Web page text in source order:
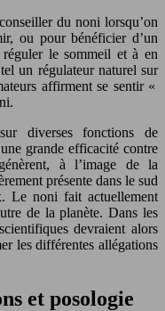
du noni lorsqu’on
ou pour bénéficier d’un
le sommeil et à en
un régulateur naturel sur
affirment se sentir «
diverses fonctions de
grande efficacité contre
à l’image de la
présente dans le sud
Le noni fait actuellement
de la planète. Dans les
devraient alors
les différentes allégations
et posologie